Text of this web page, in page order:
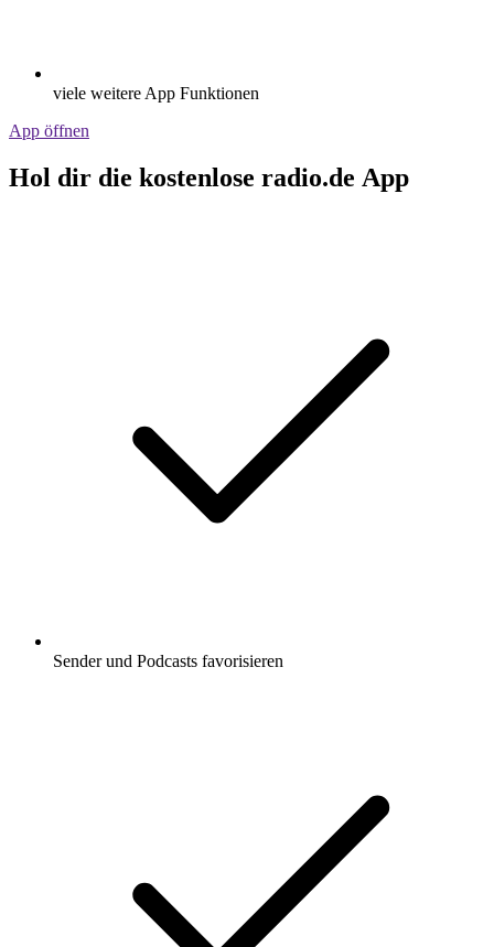
viele weitere App Funktionen
App öffnen
Hol dir die kostenlose radio.de App
Sender und Podcasts favorisieren